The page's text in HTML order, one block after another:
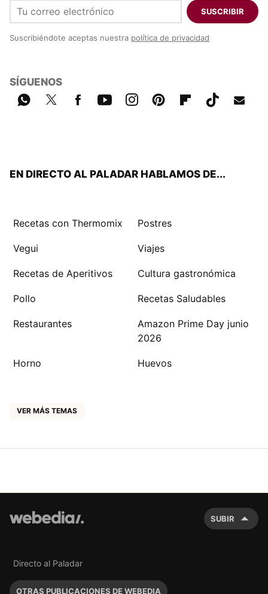
SUSCRIBIR
Suscribiéndote aceptas nuestra política de privacidad
SÍGUENOS
EN DIRECTO AL PALADAR HABLAMOS DE...
Recetas con Thermomix Postres
Vegui Viajes
Recetas de Aperitivos Cultura gastronómica
Pollo Recetas Saludables
Restaurantes
Amazon Prime Day junio
2026
Horno Huevos
VER MÁS TEMAS
SUBIR
Directo al Paladar
OTRAS PUBLICACIONES DE WEBEDIA